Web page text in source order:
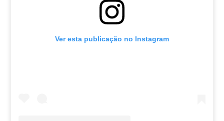
Ver esta publicação no Instagram